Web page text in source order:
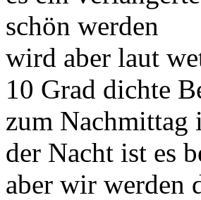
schön werden
wird aber laut
10 Grad dichte
zum Nachmittag
der Nacht ist es
aber wir werden